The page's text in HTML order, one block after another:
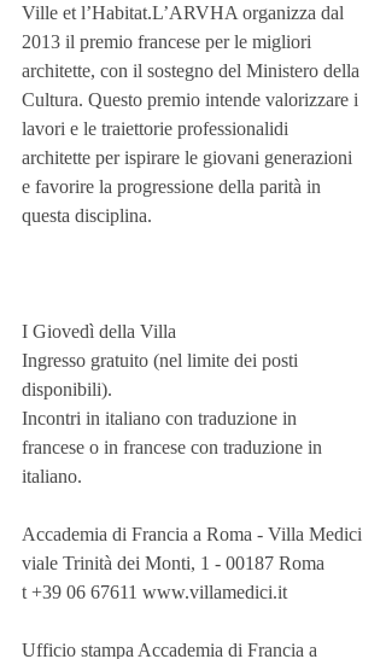
Ville et l’Habitat.L’ARVHA organizza dal
2013 il premio francese per le migliori
architette, con il sostegno del Ministero della
Cultura. Questo premio intende valorizzare i
lavori e le traiettorie professionalidi
architette per ispirare le giovani generazioni
e favorire la progressione della parità in
questa disciplina.
I Giovedì della Villa
Ingresso gratuito (nel limite dei posti
disponibili).
Incontri in italiano con traduzione in
francese o in francese con traduzione in
italiano.
Accademia di Francia a Roma - Villa Medici
viale Trinità dei Monti, 1 - 00187 Roma
t +39 06 67611 www.villamedici.it
Ufficio stampa Accademia di Francia a